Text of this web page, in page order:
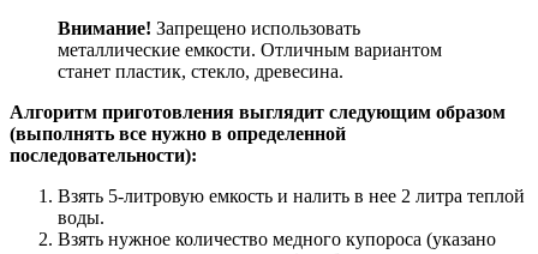
Внимание! Запрещено использовать
металлические емкости. Отличным вариантом
станет пластик, стекло, древесина.
Алгоритм приготовления выглядит следующим образом
(выполнять все нужно в определенной
последовательности):
Взять 5-литровую емкость и налить в нее 2 литра теплой
воды.
Взять нужное количество медного купороса (указано